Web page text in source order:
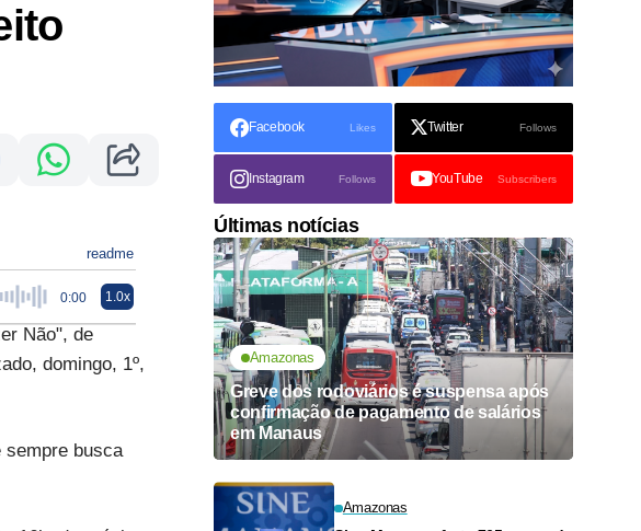
readme
0:00 1.0x
Não", de
domingo, 1º,
sempre busca
Facebook Likes Twitter Follows
Instagram Follows YouTube Subscribers
Últimas notícias
Amazonas
Greve dos rodoviários é suspensa após
confirmação de pagamento de salários
em Manaus
Amazonas